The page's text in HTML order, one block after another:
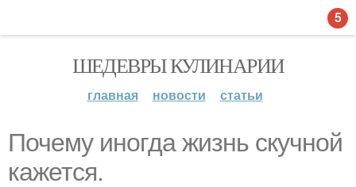
ШЕДЕВРЫ КУЛИНАРИИ
главная новости статьи
Почему иногда жизнь скучной
кажется.
5